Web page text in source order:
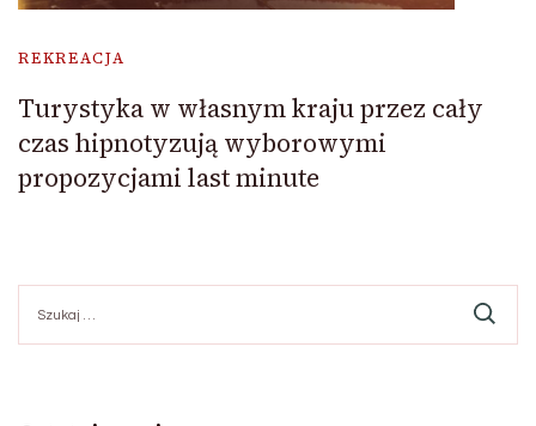
REKREACJA
Turystyka w własnym kraju przez cały
czas hipnotyzują wyborowymi
propozycjami last minute